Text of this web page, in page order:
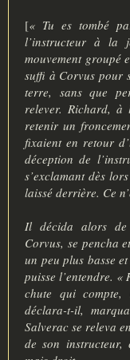
[« Tu es tombé
l’instructeur à la
mouvement groupé
suffi à Corvus pour
terre, sans que
relever. Richard,
retenir un
fixaient en retour
déception de
s’exclamant dès
laissé derrière. Ce
Il décida alors de
Corvus, se pencha
un peu plus basse
puisse l’entendre. «
chute qui
déclara-t-il,
Salverac se releva
de son instructeur,